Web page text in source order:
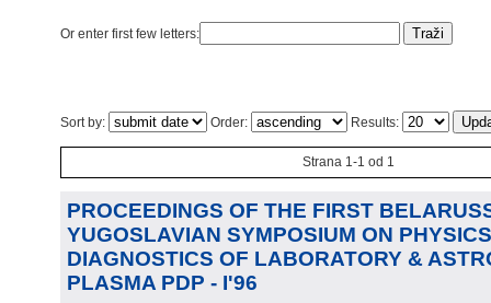
Or enter first few letters:
Sort by: Order: Results:
Strana 1-1 od 1
PROCEEDINGS OF THE FIRST
YUGOSLAVIAN SYMPOSIUM ON
DIAGNOSTICS OF LABORATORY &
PLASMA PDP - I'96